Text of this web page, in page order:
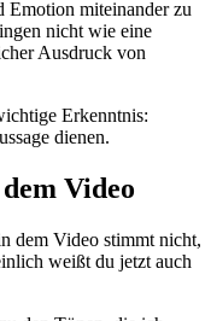
Emotion miteinander zu
nicht wie eine
Ausdruck von
Erkenntnis:
dienen.
Video
dem Video stimmt nicht,
weißt du jetzt auch